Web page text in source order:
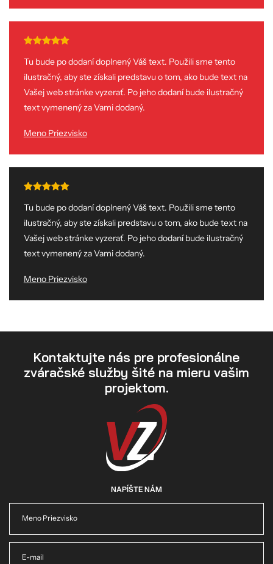
Tu bude po dodaní doplnený Váš text. Použili sme tento
ilustračný, aby ste získali predstavu o tom, ako bude text na
Vašej web stránke vyzerať. Po jeho dodaní bude ilustračný
text vymenený za Vami dodaný.
Meno Priezvisko
Tu bude po dodaní doplnený Váš text. Použili sme tento
ilustračný, aby ste získali predstavu o tom, ako bude text na
Vašej web stránke vyzerať. Po jeho dodaní bude ilustračný
text vymenený za Vami dodaný.
Meno Priezvisko
Kontaktujte nás pre profesionálne
zváračské služby šité na mieru vašim
projektom.
NAPÍŠTE NÁM
Meno Priezvisko
E-mail